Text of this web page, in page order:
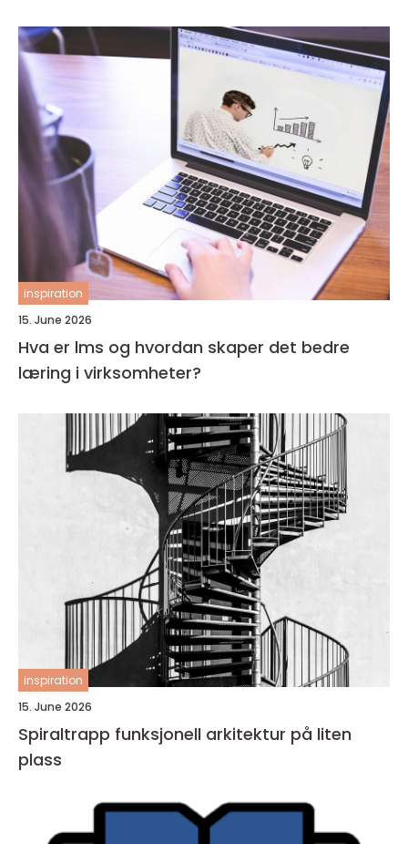
inspiration
15. June 2026
Hva er lms og hvordan skaper det bedre
læring i virksomheter?
inspiration
15. June 2026
Spiraltrapp funksjonell arkitektur på liten
plass